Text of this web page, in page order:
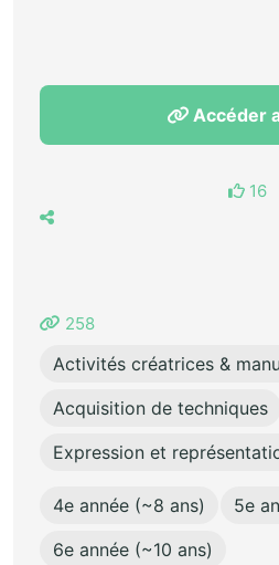
Accéder
16
258
Activités créatrices &
Acquisition de techniques
Expression et
4e année (~8 ans)
5e
6e année (~10 ans)